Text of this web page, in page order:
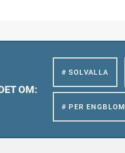
OM:
# SOLVALLA
# PER ENGBLOM